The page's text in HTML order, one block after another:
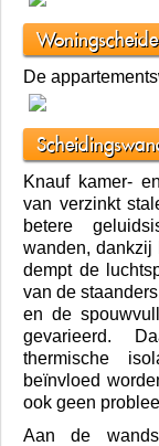
De
Knauf kamer-
van verzinkt
betere
wanden, dankzij
dempt de
van de
en de
gevarieerd.
thermische
beïnvloed
ook geen
Aan de